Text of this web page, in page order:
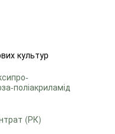
культур
поліакриламід
(РК)